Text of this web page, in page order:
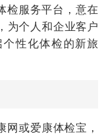
检服务平台，意在
为个人和企业客户
性化体检的新旅
或爱康体检宝，